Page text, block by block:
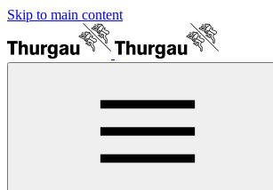
Skip to main content